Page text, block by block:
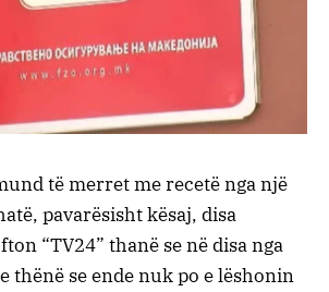
të merret me recetë nga një
pavarësisht kësaj, disa
“TV24” thanë se në disa nga
thënë se ende nuk po e lëshonin